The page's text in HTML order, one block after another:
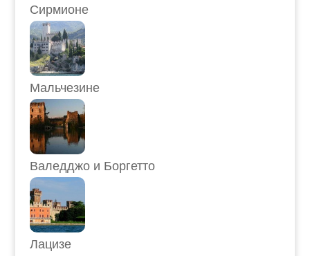
Сирмионе
Мальчезине
Валедджо и Боргетто
Лацизе